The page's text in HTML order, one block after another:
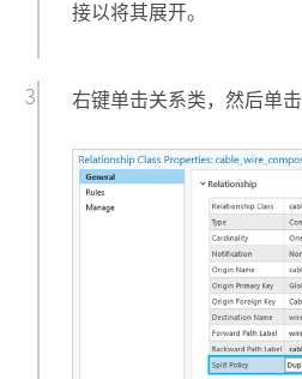
接以将其展开。
右键单击关系类，然后单击